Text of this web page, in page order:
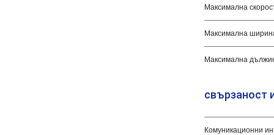
Максимална
Максимална
Максимална
свързаност
Комуникационни